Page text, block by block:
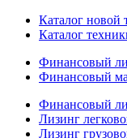
Каталог новой
Каталог
Финансовый
Финансовый
Финансовый
Лизинг
Лизинг